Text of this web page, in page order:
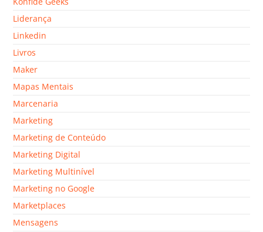
Liderança
Linkedin
Livros
Maker
Mapas Mentais
Marcenaria
Marketing
Marketing de Conteúdo
Marketing Digital
Marketing Multinível
Marketing no Google
Marketplaces
Mensagens